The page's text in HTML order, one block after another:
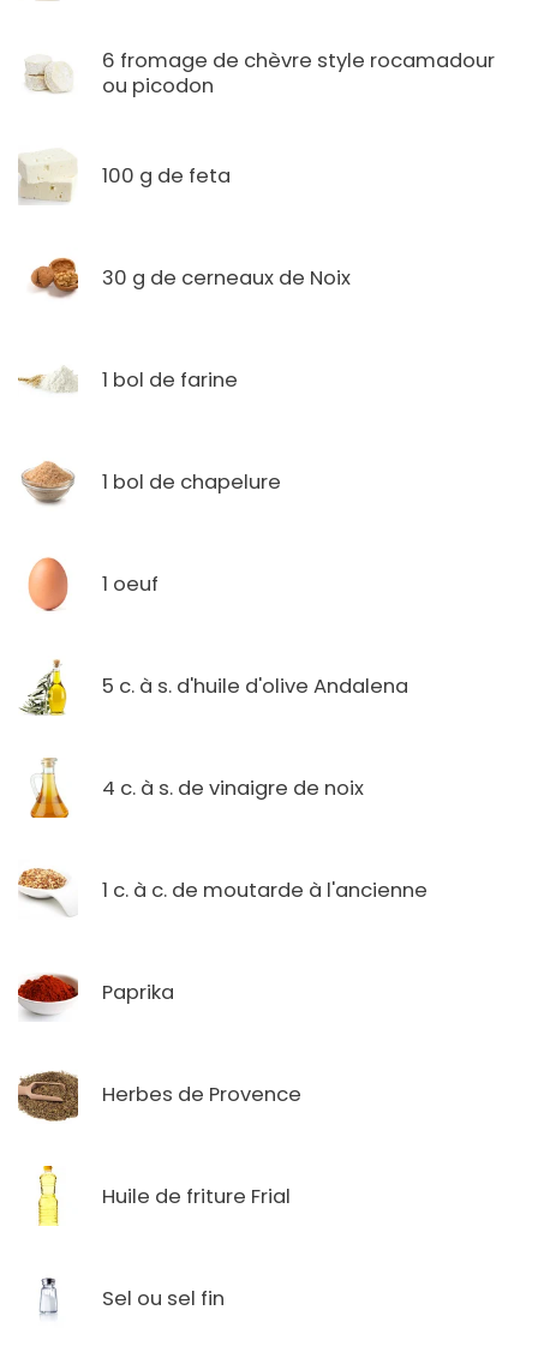
6 fromage de chèvre style rocamadour
ou picodon
100 g de feta
30 g de cerneaux de Noix
1 bol de farine
1 bol de chapelure
1 oeuf
5 c. à s. d'huile d'olive Andalena
4 c. à s. de vinaigre de noix
1 c. à c. de moutarde à l'ancienne
Paprika
Herbes de Provence
Huile de friture Frial
Sel ou sel fin